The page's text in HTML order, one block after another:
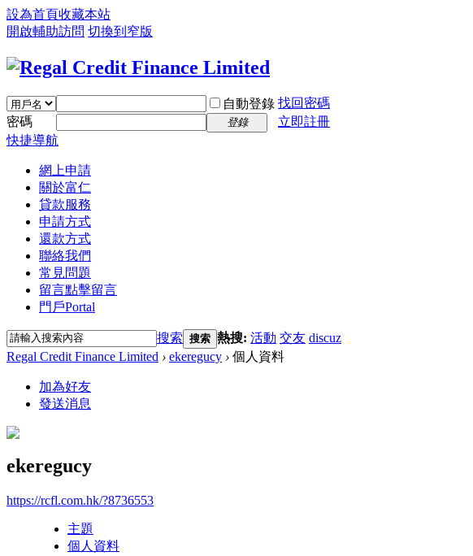
設為首頁收藏本站
開啟輔助訪問 切換到窄版
自動登錄 找回密碼
密碼
登錄
立即註冊
快捷導航
網上申請
關於富仁
貸款服務
申請方式
還款方式
聯絡我們
常見問題
留言點擊留言
門戶Portal
搜索 搜索 熱搜: 活動 交友 discuz
Regal Credit Finance Limited › ekeregucy › 個人資料
加為好友
發送消息
ekeregucy
https://rcfl.com.hk/?8736553
主題
個人資料